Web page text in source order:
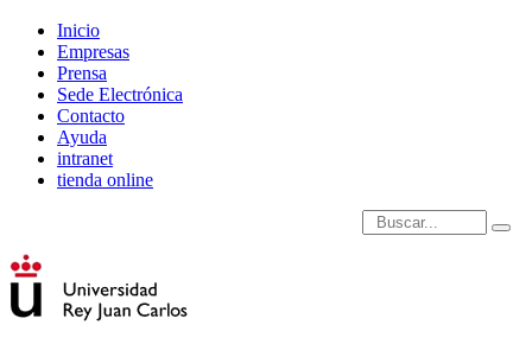
Inicio
Empresas
Prensa
Sede Electrónica
Contacto
Ayuda
intranet
tienda online
Introduce términos de